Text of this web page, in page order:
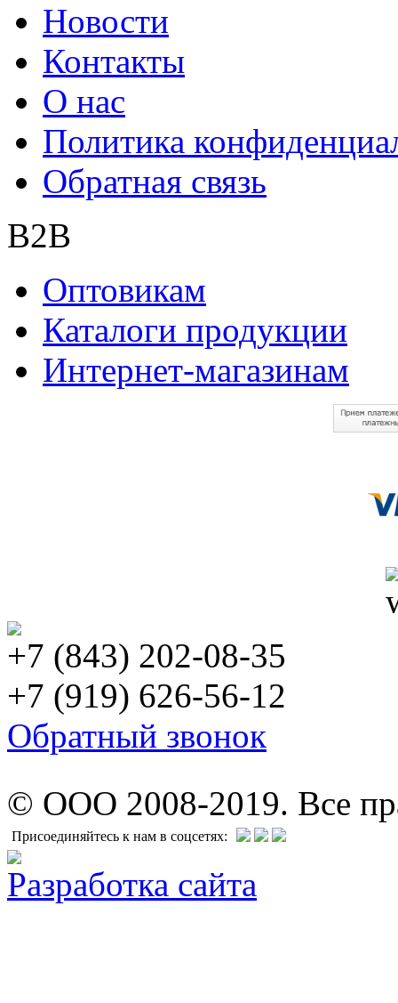
Новости
Контакты
О нас
Политика
Обратная связь
B2B
Оптовикам
Каталоги продукции
Интернет-магазинам
+7 (843) 202-08-35
+7 (919) 626-56-12
Обратный звонок
© ООО 2008-2019. Все
Присоединяйтесь к нам в соцсетях:
Разработка сайта